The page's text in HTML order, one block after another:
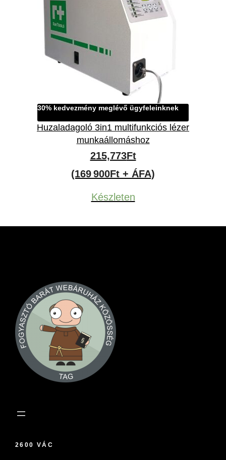
30% kedvezmény meglévő ügyfeleinknek
Huzaladagoló 3in1 multifunkciós lézer
munkaállomáshoz
215,773Ft
(169 900Ft + ÁFA)
Készleten
2600 VÁC